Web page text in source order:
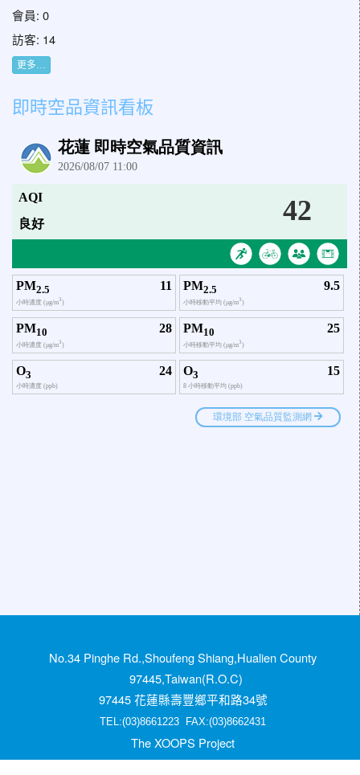
會員: 0
訪客: 14
更多…
即時空品資訊看板
No.34 Pinghe Rd.,Shoufeng Shiang,Hualien County
97445,Taiwan(R.O.C)
97445 花蓮縣壽豐鄉平和路34號
TEL:(03)8661223 FAX:(03)8662431
The XOOPS Project